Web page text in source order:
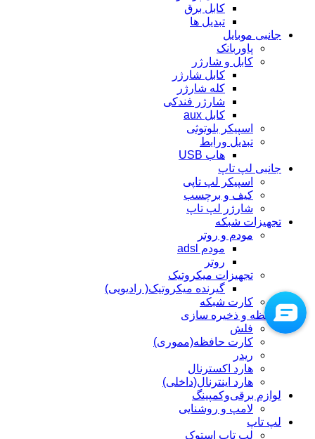
کابل برق
تبدیل ها
جانبی موبایل
پاوربانک
کابل و شارژر
کابل شارژر
کله شارژر
شارژر فندکی
کابل aux
اسپیکر بلوتوثی
تبدیل ورابط
هاب USB
جانبی لپ تاپ
اسپیکر لپ تاپی
کیف و برچسب
شارژر لپ تاپ
تجهیزات شبکه
مودم و روتر
مودم adsl
روتر
تجهیزات میکروتیک
گیرنده میکروتیک( رادیویی)
کارت شبکه
حافظه و ذخیره سازی
فلش
کارت حافظه(مموری)
ریدر
هارد اکسترنال
هارد اینترنال(داخلی)
لوازم برقی‌وکمپینگ
لامپ و روشنایی
لپ تاپ
لپ تاپ استوک